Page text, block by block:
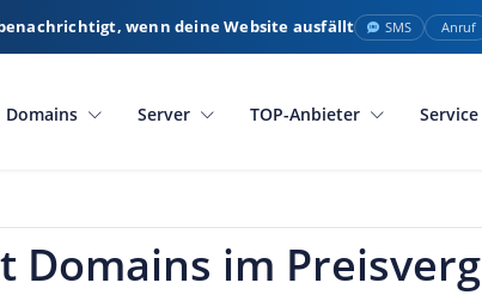
wenn deine Website ausfällt SMS Anruf
Domains Server TOP-Anbieter Service
Domains im